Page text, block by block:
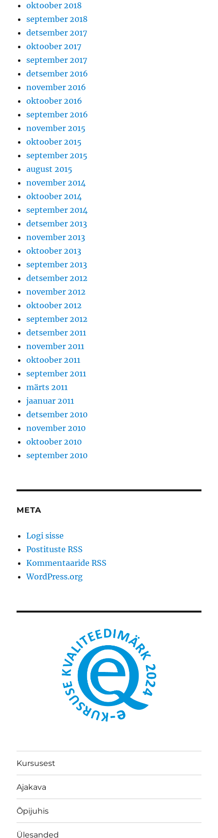
oktoober 2018
september 2018
detsember 2017
oktoober 2017
september 2017
detsember 2016
november 2016
oktoober 2016
september 2016
november 2015
oktoober 2015
september 2015
august 2015
november 2014
oktoober 2014
september 2014
detsember 2013
november 2013
oktoober 2013
september 2013
detsember 2012
november 2012
oktoober 2012
september 2012
detsember 2011
november 2011
oktoober 2011
september 2011
märts 2011
jaanuar 2011
detsember 2010
november 2010
oktoober 2010
september 2010
META
Logi sisse
Postituste RSS
Kommentaaride RSS
WordPress.org
Kursusest
Ajakava
Õpijuhis
Ülesanded